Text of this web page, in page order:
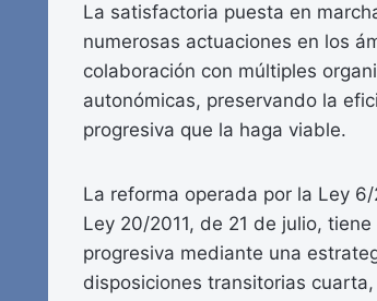
La satisfactoria puesta en
numerosas actuaciones en los
colaboración con múltiples
autonómicas, preservando la
progresiva que la haga viable.
La reforma operada por la Ley
Ley 20/2011, de 21 de julio,
progresiva mediante una
disposiciones transitorias